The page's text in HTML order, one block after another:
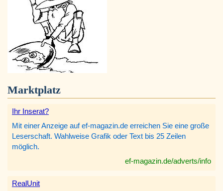
Marktplatz
Ihr Inserat?
Mit einer Anzeige auf ef-magazin.de erreichen Sie eine große
Leserschaft. Wahlweise Grafik oder Text bis 25 Zeilen
möglich.
ef-magazin.de/adverts/info
RealUnit